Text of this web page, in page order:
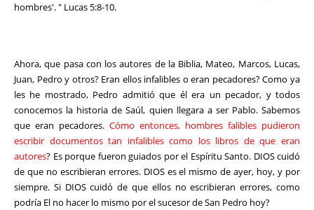
hombres'. " Lucas 5:8-10.
Ahora, que pasa con los autores de la Biblia, Mateo, Marcos, Lucas,
Juan, Pedro y otros? Eran ellos infalibles o eran pecadores? Como ya
les he mostrado, Pedro admitió que él era un pecador, y todos
conocemos la historia de Saúl, quien llegara a ser Pablo. Sabemos
que eran pecadores. Cómo entonces, hombres falibles pudieron
escribir documentos tan infalibles como los libros de que eran
autores? Es porque fueron guiados por el Espíritu Santo. DIOS cuidó
de que no escribieran errores. DIOS es el mismo de ayer, hoy, y por
siempre. Si DIOS cuidó de que ellos no escribieran errores, como
podría El no hacer lo mismo por el sucesor de San Pedro hoy?